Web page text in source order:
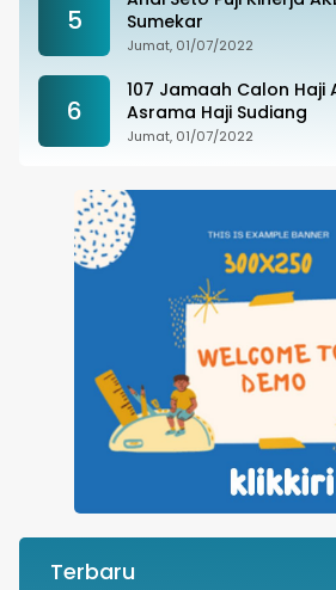
5
Sumekar
Jumat, 01/07/2022
6
107 Jamaah Calon Haji
Asrama Haji Sudiang
Jumat, 01/07/2022
Terbaru